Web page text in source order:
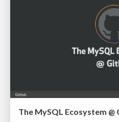
The MySQL Ecosystem @